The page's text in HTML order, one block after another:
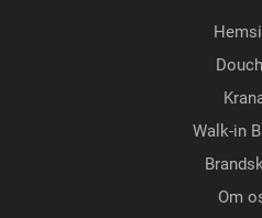
Walk-in
Om